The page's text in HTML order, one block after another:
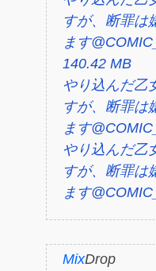
すが、断罪は
ます
140.42 MB
やり込んだ乙
すが、断罪は
ます
やり込んだ乙
すが、断罪は
ます
MixDrop